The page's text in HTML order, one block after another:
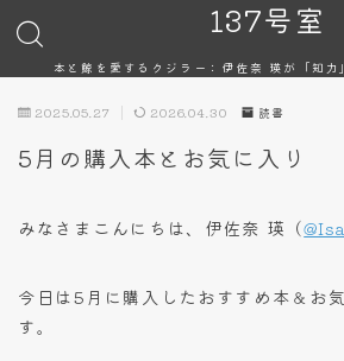
137号室
本と鯨を愛するクジラー：伊佐奈 瑛が「知力
2025.05.27 2026.04.30 読書
5月の購入本とお気に入り
みなさまこんにちは、伊佐奈 瑛（
今日は5月に購入したおすすめ本＆お
す。